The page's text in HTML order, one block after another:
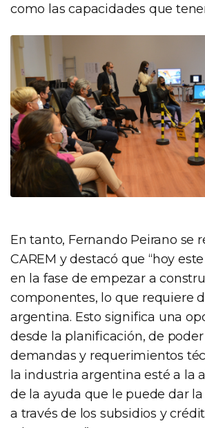
como las capacidades que
En tanto, Fernando Peirano se
CAREM y destacó que “hoy
en la fase de empezar a
componentes, lo que requiere
argentina. Esto significa una
desde la planificación, de
demandas y requerimientos
la industria argentina esté a la
de la ayuda que le puede dar
a través de los subsidios y